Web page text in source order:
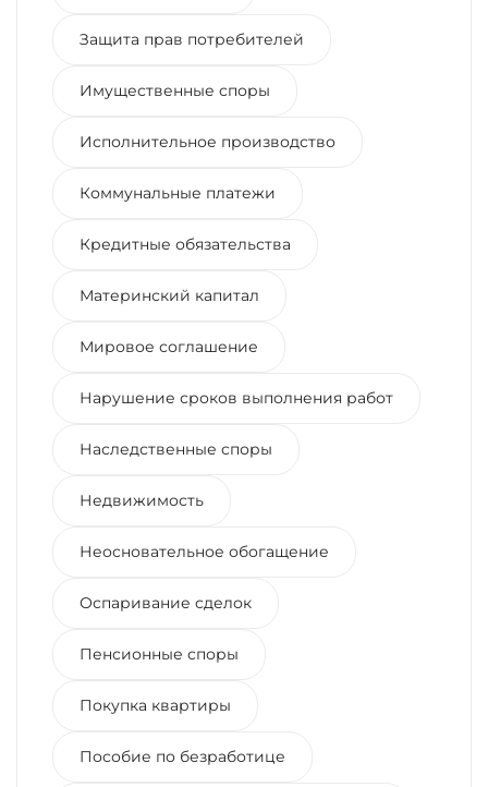
Защита прав потребителей
Имущественные споры
Исполнительное производство
Коммунальные платежи
Кредитные обязательства
Материнский капитал
Мировое соглашение
Нарушение сроков выполнения работ
Наследственные споры
Недвижимость
Неосновательное обогащение
Оспаривание сделок
Пенсионные споры
Покупка квартиры
Пособие по безработице